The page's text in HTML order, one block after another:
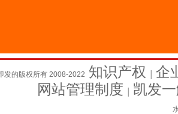
发的版权所有 2008-2022 知识产权
企
网站管理制度
凯发